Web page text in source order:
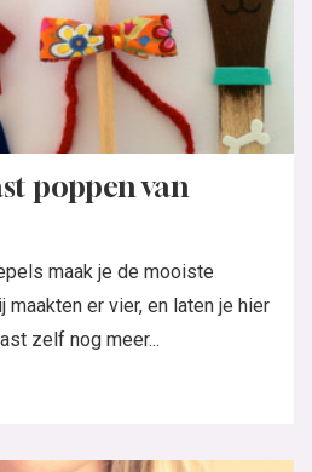
poppen van
maak je de mooiste
er vier, en laten je hier
zelf nog meer...